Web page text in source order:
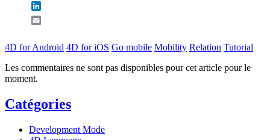
4D for Android 4D for iOS Go mobile Mobility Relation Tutorial
Les commentaires ne sont pas disponibles pour cet article pour le
moment.
Catégories
Development Mode